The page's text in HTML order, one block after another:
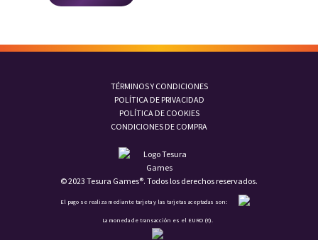
TÉRMINOS Y CONDICIONES
POLÍTICA DE PRIVACIDAD
POLÍTICA DE COOKIES
CONDICIONES DE COMPRA
© 2023 Tesura Games®. Todos los derechos reservados.
El pago se realiza mediante tarjeta y las tarjetas aceptadas son:
La moneda de transacción es el EURO (€).